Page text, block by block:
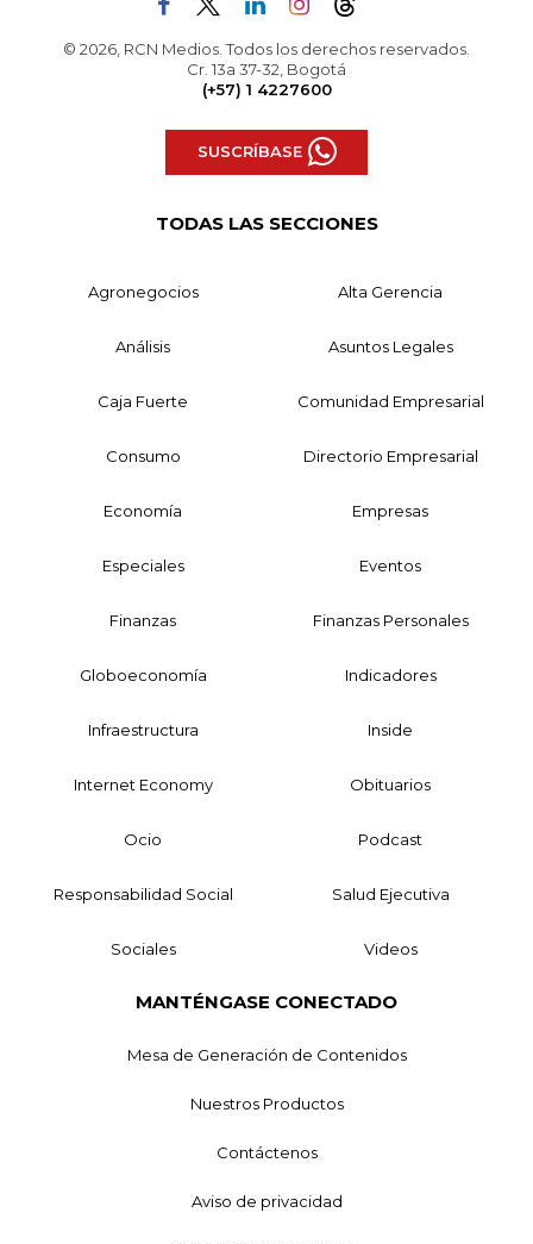
© 2026, RCN Medios. Todos los derechos reservados.
Cr. 13a 37-32, Bogotá
(+57) 1 4227600
SUSCRÍBASE
TODAS LAS SECCIONES
Agronegocios Alta Gerencia
Análisis Asuntos Legales
Caja Fuerte Comunidad Empresarial
Consumo Directorio Empresarial
Economía Empresas
Especiales Eventos
Finanzas Finanzas Personales
Globoeconomía Indicadores
Infraestructura Inside
Internet Economy Obituarios
Ocio Podcast
Responsabilidad Social Salud Ejecutiva
Sociales Videos
MANTÉNGASE CONECTADO
Mesa de Generación de Contenidos
Nuestros Productos
Contáctenos
Aviso de privacidad